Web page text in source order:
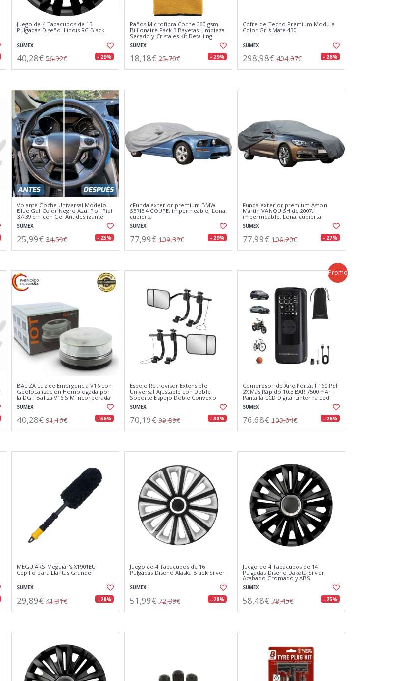
Juego de 4 Tapacubos de 13
Pulgadas Diseño Illinois RC Black
SUMEX
40,28€ 56,92€ - 29%
Paños Microfibra Coche 360 gsm
Billionaire Pack 3 Bayetas Limpieza
Secado y Cristales Kit Detailing
Coche 40x40 cm
SUMEX
18,18€ 25,70€ - 29%
Cofre de Techo Premium Modula
Color Gris Mate 430L
SUMEX
298,98€ 404,07€ - 26%
Volante Coche Universal Modelo
Blue Gel Color Negro Azul Poli Piel
37-39 cm con Gel Antideslizante
Transpirable
SUMEX
25,99€ 34,59€ - 25%
cFunda exterior premium BMW
SERIE 4 COUPE, impermeable, Lona,
cubierta
SUMEX
77,99€ 109,39€ - 29%
Funda exterior premium Aston
Martin VANQUISH de 2007,
impermeable, Lona, cubierta
SUMEX
77,99€ 106,20€ - 27%
BALIZA Luz de Emergencia V16 con
Geolocalización Homologada por
la DGT Baliza V16 SIM Incorporada
Clasificación IP-54
SUMEX
40,28€ 91,16€ - 56%
Espejo Retrovisor Extensible
Universal Ajustable con Doble
Soporte Espejo Doble Convexo
Multi-ángulos
SUMEX
70,19€ 99,89€ - 30%
Promo
Compresor de Aire Portátil 160 PSI
2X Más Rápido 10,3 BAR 7500mAh
Pantalla LCD Digital Linterna Led
Batería USB Recargable
SUMEX
76,68€ 103,64€ - 26%
MEGUIARS Meguiar's X1901EU
Cepillo para Llantas Grande
SUMEX
29,89€ 41,31€ - 28%
Juego de 4 Tapacubos de 16
Pulgadas Diseño Alaska Black Silver
SUMEX
51,99€ 72,39€ - 28%
Juego de 4 Tapacubos de 14
Pulgadas Diseño Dakota Silver,
Acabado Cromado y ABS
Resistente a Fuertes Impactos
SUMEX
58,48€ 78,45€ - 25%